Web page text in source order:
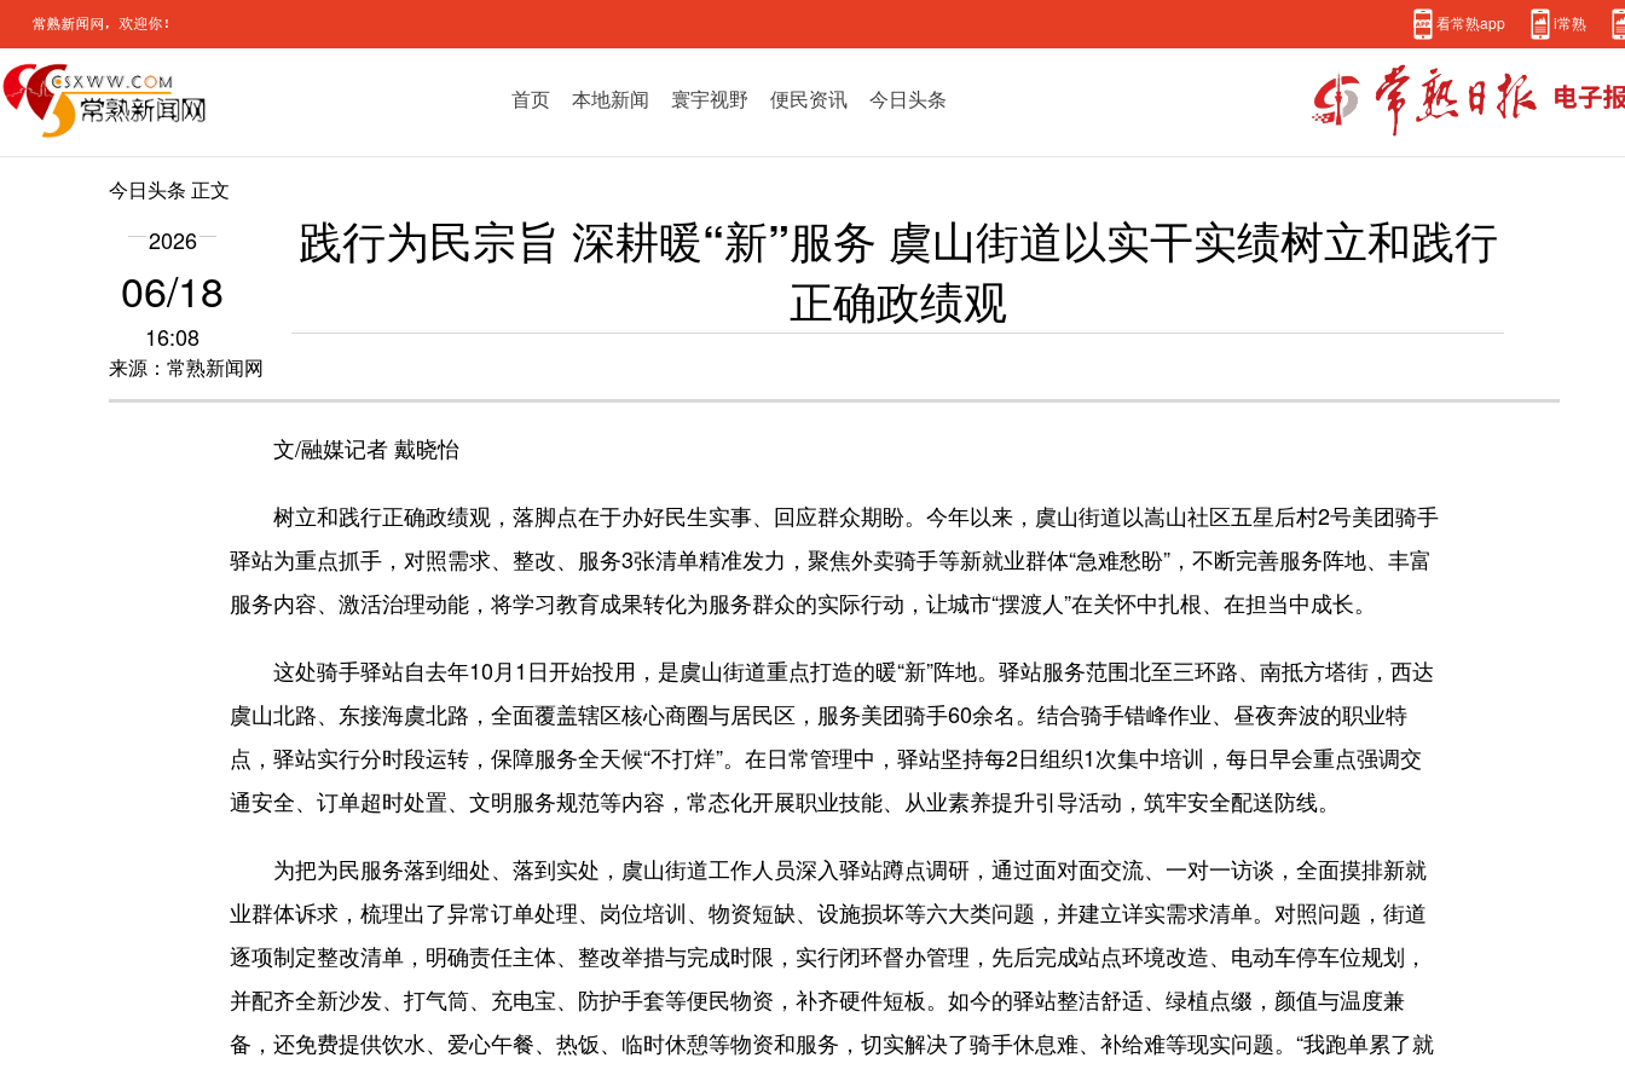
看常熟app i常熟
首页 本地新闻 寰宇视野 便民资讯 今日头条
今日头条 正文
2026
06/18
16:08
来源：常熟新闻网
践行为民宗旨 深耕暖“新”服务 虞山街道以实干实绩树立和践行
正确政绩观
文/融媒记者 戴晓怡
树立和践行正确政绩观，落脚点在于办好民生实事、回应群众期盼。今年以来，虞山街道以嵩山社区五星后村2号美团骑手
驿站为重点抓手，对照需求、整改、服务3张清单精准发力，聚焦外卖骑手等新就业群体“急难愁盼”，不断完善服务阵地、丰富
服务内容、激活治理动能，将学习教育成果转化为服务群众的实际行动，让城市“摆渡人”在关怀中扎根、在担当中成长。
这处骑手驿站自去年10月1日开始投用，是虞山街道重点打造的暖“新”阵地。驿站服务范围北至三环路、南抵方塔街，西达
虞山北路、东接海虞北路，全面覆盖辖区核心商圈与居民区，服务美团骑手60余名。结合骑手错峰作业、昼夜奔波的职业特
点，驿站实行分时段运转，保障服务全天候“不打烊”。在日常管理中，驿站坚持每2日组织1次集中培训，每日早会重点强调交
通安全、订单超时处置、文明服务规范等内容，常态化开展职业技能、从业素养提升引导活动，筑牢安全配送防线。
为把为民服务落到细处、落到实处，虞山街道工作人员深入驿站蹲点调研，通过面对面交流、一对一访谈，全面摸排新就
业群体诉求，梳理出了异常订单处理、岗位培训、物资短缺、设施损坏等六大类问题，并建立详实需求清单。对照问题，街道
逐项制定整改清单，明确责任主体、整改举措与完成时限，实行闭环督办管理，先后完成站点环境改造、电动车停车位规划，
并配齐全新沙发、打气筒、充电宝、防护手套等便民物资，补齐硬件短板。如今的驿站整洁舒适、绿植点缀，颜值与温度兼
备，还免费提供饮水、爱心午餐、热饭、临时休憩等物资和服务，切实解决了骑手休息难、补给难等现实问题。“我跑单累了就